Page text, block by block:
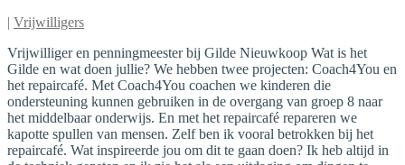
| Vrijwilligers
Vrijwilliger en penningmeester bij Gilde Nieuwkoop Wat is het
Gilde en wat doen jullie? We hebben twee projecten: Coach4You en
het repaircafé. Met Coach4You coachen we kinderen die
ondersteuning kunnen gebruiken in de overgang van groep 8 naar
het middelbaar onderwijs. En met het repaircafé repareren we
kapotte spullen van mensen. Zelf ben ik vooral betrokken bij het
repaircafé. Wat inspireerde jou om dit te gaan doen? Ik heb altijd in